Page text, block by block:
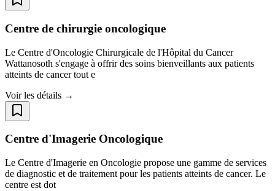
Centre de chirurgie oncologique
Le Centre d'Oncologie Chirurgicale de l'Hôpital du Cancer
Wattanosoth s'engage à offrir des soins bienveillants aux patients
atteints de cancer tout e
Voir les détails →
Centre d'Imagerie Oncologique
Le Centre d'Imagerie en Oncologie propose une gamme de services
de diagnostic et de traitement pour les patients atteints de cancer. Le
centre est dot